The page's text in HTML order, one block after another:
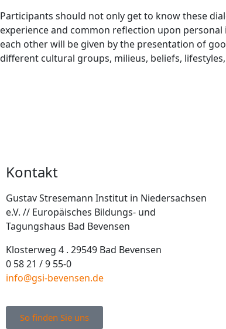
Participants should not only get to know these
experience and common reflection upon
each other will be given by the presentation of
different cultural groups, milieus, beliefs,
Kontakt
Gustav Stresemann Institut in Niedersachsen
e.V. // Europäisches Bildungs- und
Tagungshaus Bad Bevensen
Klosterweg 4 . 29549 Bad Bevensen
0 58 21 / 9 55-0
info@gsi-bevensen.de
So finden Sie uns